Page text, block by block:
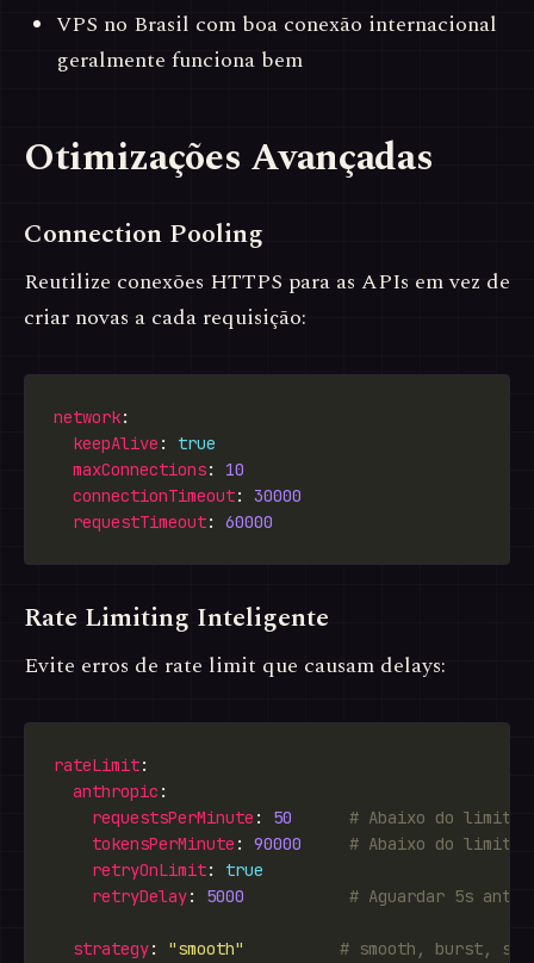
VPS no Brasil com boa conexão internacional
geralmente funciona bem
Otimizações Avançadas
Connection Pooling
Reutilize conexões HTTPS para as APIs em vez de
criar novas a cada requisição:
network
keepAlive : true
maxConnections: 10
connectionTimeout: 30000
requestTimeout: 60000
Rate Limiting Inteligente
Evite erros de rate limit que causam delays:
rateLimit
anthropic
requestsPerMinute : 50
# Abaixo do limite
tokensPerMinute : 90000
# Abaixo do limite
retryOnLimit: true
retryDelay: 5000 # Aguardar 5s
strategy: "smooth"
# smooth, burst,